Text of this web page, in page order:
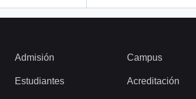
Admisión
Estudiantes
Campus
Acreditación